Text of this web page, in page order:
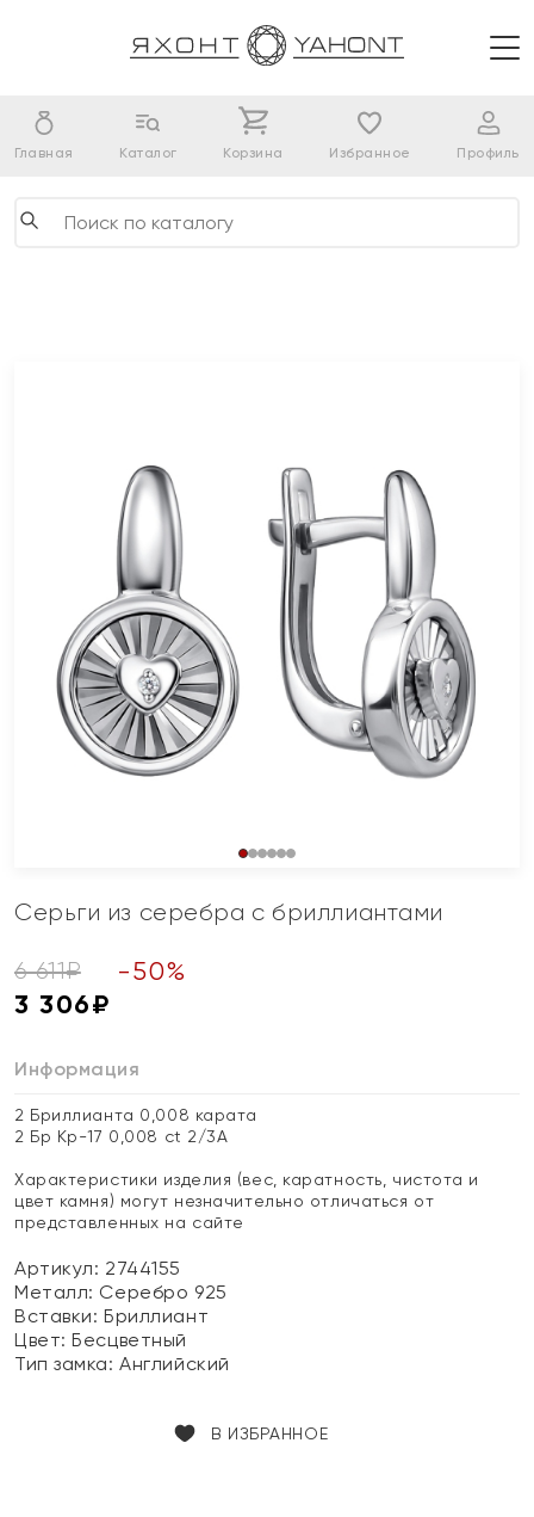
Главная Каталог Корзина Избранное Профиль
Серьги из серебра с бриллиантами
6 611₽ -50%
3 306₽
Информация
2 Бриллианта 0,008 карата
2 Бр Кр-17 0,008 ct 2/3А
Характеристики изделия (вес, каратность, чистота и
цвет камня) могут незначительно отличаться от
представленных на сайте
Артикул: 2744155
Металл: Серебро 925
Вставки:Бриллиант
Цвет:Бесцветный
Тип замка:Английский
В ИЗБРАННОЕ